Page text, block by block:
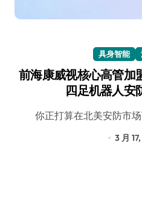
具身智能
前海康威视核心高管加
四足机器人安
你正打算在北美安防市
3 月